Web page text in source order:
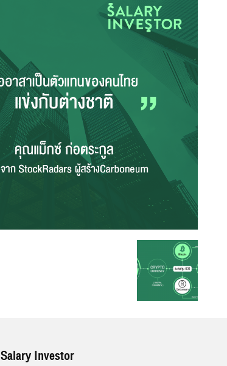
Investor
Salary Investor